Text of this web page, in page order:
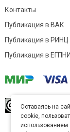
Контакты
Публикация в ВАК
Публикация в РИНЦ
Публикация в ЕГПНИ
Оставаясь на
cookie,
использованием